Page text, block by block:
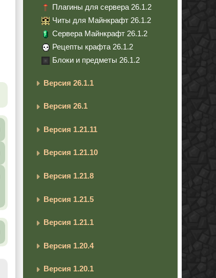
Плагины для сервера 26.1.2
Читы для Майнкрафт 26.1.2
Сервера Майнкрафт 26.1.2
Рецепты крафта 26.1.2
Блоки и предметы 26.1.2
Версия 26.1.1
Версия 26.1
Версия 1.21.11
Версия 1.21.10
Версия 1.21.8
Версия 1.21.5
Версия 1.21.1
Версия 1.20.4
Версия 1.20.1